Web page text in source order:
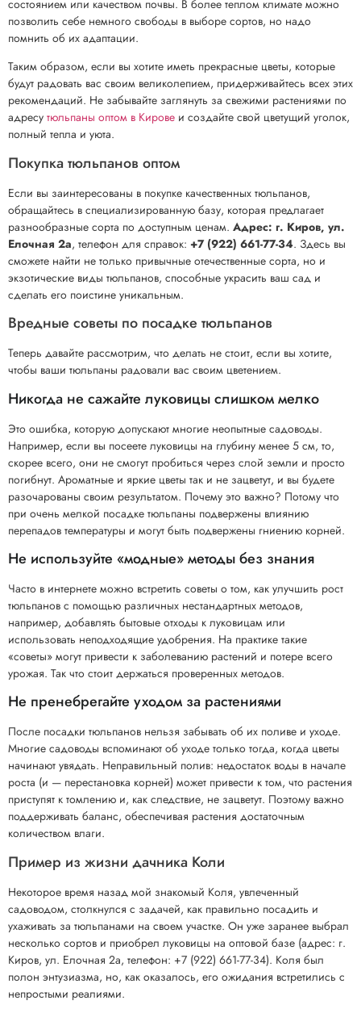
состоянием или качеством почвы. В более теплом климате можно
позволить себе немного свободы в выборе сортов, но надо
помнить об их адаптации.
Таким образом, если вы хотите иметь прекрасные цветы, которые
будут радовать вас своим великолепием, придерживайтесь всех этих
рекомендаций. Не забывайте заглянуть за свежими растениями по
адресу тюльпаны оптом в Кирове и создайте свой цветущий уголок,
полный тепла и уюта.
Покупка тюльпанов оптом
Если вы заинтересованы в покупке качественных тюльпанов,
обращайтесь в специализированную базу, которая предлагает
разнообразные сорта по доступным ценам. Адрес: г. Киров, ул.
Елочная 2а, телефон для справок: +7 (922) 661-77-34. Здесь вы
сможете найти не только привычные отечественные сорта, но и
экзотические виды тюльпанов, способные украсить ваш сад и
сделать его поистине уникальным.
Вредные советы по посадке тюльпанов
Теперь давайте рассмотрим, что делать не стоит, если вы хотите,
чтобы ваши тюльпаны радовали вас своим цветением.
Никогда не сажайте луковицы слишком мелко
Это ошибка, которую допускают многие неопытные садоводы.
Например, если вы посеете луковицы на глубину менее 5 см, то,
скорее всего, они не смогут пробиться через слой земли и просто
погибнут. Ароматные и яркие цветы так и не зацветут, и вы будете
разочарованы своим результатом. Почему это важно? Потому что
при очень мелкой посадке тюльпаны подвержены влиянию
перепадов температуры и могут быть подвержены гниению корней.
Не используйте «модные» методы без знания
Часто в интернете можно встретить советы о том, как улучшить рост
тюльпанов с помощью различных нестандартных методов,
например, добавлять бытовые отходы к луковицам или
использовать неподходящие удобрения. На практике такие
«советы» могут привести к заболеванию растений и потере всего
урожая. Так что стоит держаться проверенных методов.
Не пренебрегайте уходом за растениями
После посадки тюльпанов нельзя забывать об их поливе и уходе.
Многие садоводы вспоминают об уходе только тогда, когда цветы
начинают увядать. Неправильный полив: недостаток воды в начале
роста (и — перестановка корней) может привести к том, что растения
приступят к томлению и, как следствие, не зацветут. Поэтому важно
поддерживать баланс, обеспечивая растения достаточным
количеством влаги.
Пример из жизни дачника Коли
Некоторое время назад мой знакомый Коля, увлеченный
садоводом, столкнулся с задачей, как правильно посадить и
ухаживать за тюльпанами на своем участке. Он уже заранее выбрал
несколько сортов и приобрел луковицы на оптовой базе (адрес: г.
Киров, ул. Елочная 2а, телефон: +7 (922) 661-77-34). Коля был
полон энтузиазма, но, как оказалось, его ожидания встретились с
непростыми реалиями.